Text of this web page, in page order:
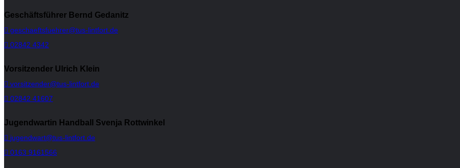
Geschäftsführer Bernd Gedanitz
geschaeftsfuehrer@tus-lintfort.de
02842 4342
Vorsitzender Ulrich Klein
vorsitzender@tus-lintfort.de
02842 41607
Jugendwartin Handball Svenja Rottwinkel
jugendwart@tus-lintfort.de
0163 9161566